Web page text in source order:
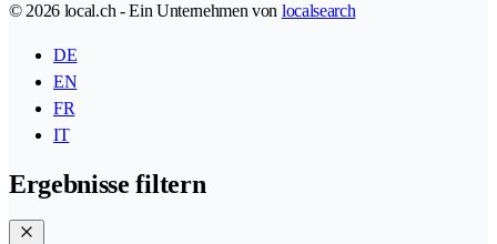
© 2026 local.ch - Ein Unternehmen von localsearch
DE
EN
FR
IT
Ergebnisse filtern